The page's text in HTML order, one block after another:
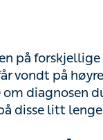
forskjellige
på høyre
du har. Du kan
ned i artikkelen.